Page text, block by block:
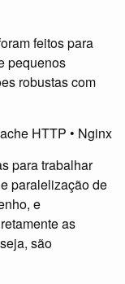
feitos para
pequenos
robustas com
HTTP • Nginx
para trabalhar
paralelização de
e
as
são